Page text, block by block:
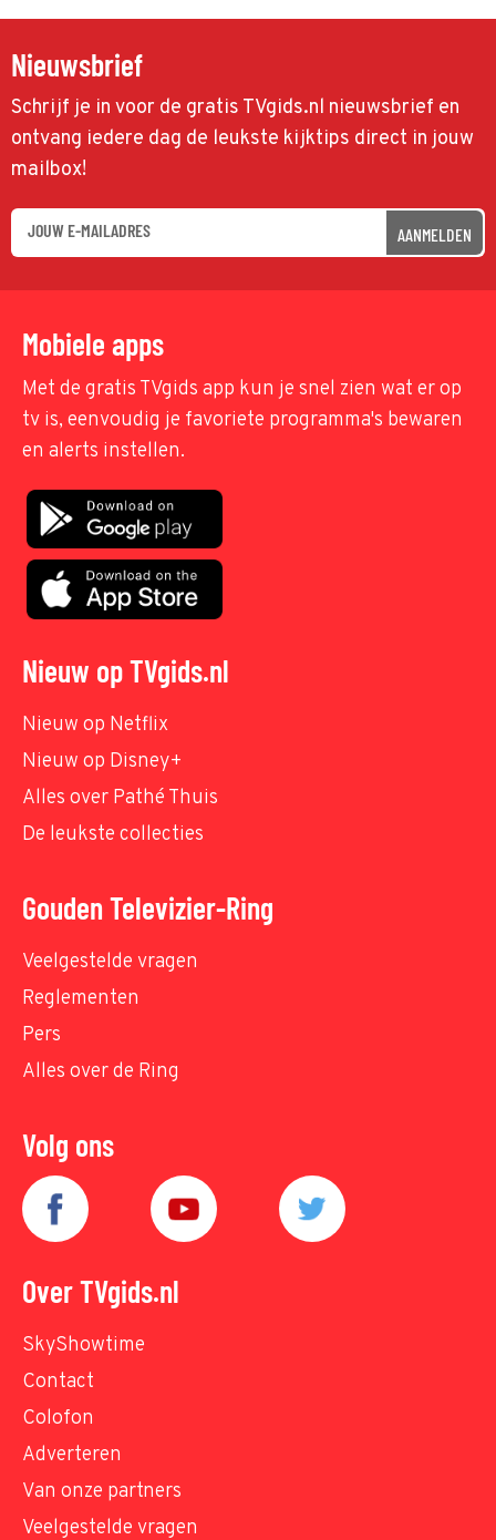
Nieuwsbrief
Schrijf je in voor de gratis TVgids.nl nieuwsbrief en
ontvang iedere dag de leukste kijktips direct in jouw
mailbox!
AANMELDEN
Mobiele apps
Met de gratis TVgids app kun je snel zien wat er op
tv is, eenvoudig je favoriete programma's bewaren
en alerts instellen.
Nieuw op TVgids.nl
Nieuw op Netflix
Nieuw op Disney+
Alles over Pathé Thuis
De leukste collecties
Gouden Televizier-Ring
Veelgestelde vragen
Reglementen
Pers
Alles over de Ring
Volg ons
Over TVgids.nl
SkyShowtime
Contact
Colofon
Adverteren
Van onze partners
Veelgestelde vragen